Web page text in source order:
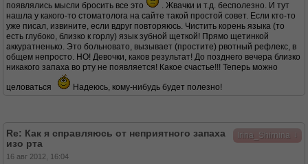
появлялись мысли бросить все это
. Жвачки и т.д. бесполезно. И тут
нашла у какого-то стоматолога на сайте такой простой совет. Если кто-то
уже писал, извините, если вдруг повторяюсь. Чистить корень языка (то
есть глубоко, близко к горлу) язык зубной щеткой! Прямо щетинкой
аккуратненько. Это больновато, вызывает (простите) рвотный рефлекс, в
общем непросто. НО! Девочки, каков результат! До позднего вечера близко
никакого запаха во рту не появляется! Какое счастье!!! Теперь можно
целоваться Надеюсь, кому-нибудь будет полезно!
Irina_Shirnina
Re: Как я справляюсь от неприятного запаха
изо рта
16 авг 2012, 16:04